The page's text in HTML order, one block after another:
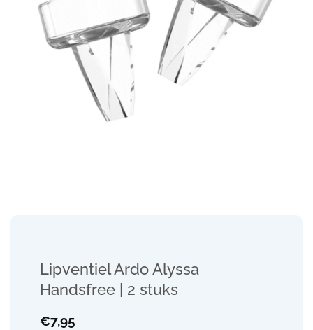
Lipventiel Ardo Alyssa
Handsfree | 2 stuks
€7,95